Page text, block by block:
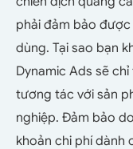
phải đảm bảo
dùng. Tại sao bạn
Dynamic Ads sẽ
tương tác với sản
nghiệp. Đảm bảo
khoản chi phí dành